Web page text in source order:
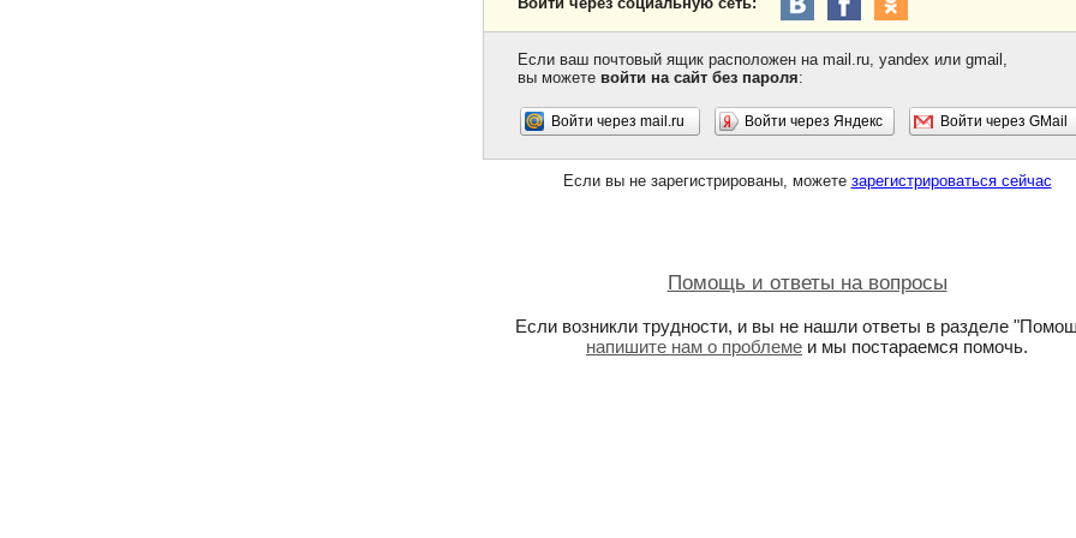
Если ваш почтовый ящик расположен на mail.ru, yandex или gmail,
вы можете войти на сайт без пароля:
Войти через mail.ru Войти через Яндекс Войти через GMail
Если вы не зарегистрированы, можете зарегистрироваться сейчас
Помощь и ответы на вопросы
Если возникли трудности, и вы не нашли ответы в разделе
напишите нам о проблеме и мы постараемся помочь.